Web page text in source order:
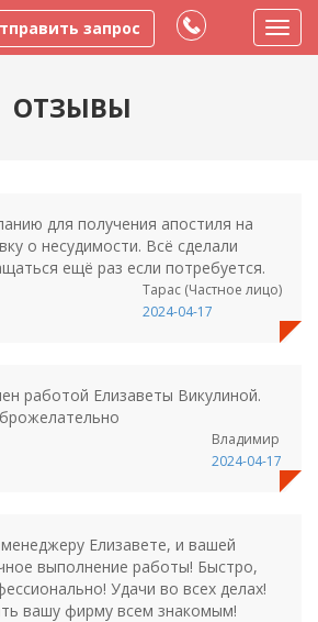
запрос
меню
ОТЗЫВЫ
для получения апостиля на
о несудимости. Всё сделали
ещё раз если потребуется.
Тарас (Частное лицо)
2024-04-17
работой Елизаветы Викулиной.
Владимир
2024-04-17
Елизавете, и вашей
выполнение работы! Быстро,
Удачи во всех делах!
вашу фирму всем знакомым!